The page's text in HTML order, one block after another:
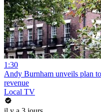
1:30
Andy Burnham unveils plan
revenue
Local TV